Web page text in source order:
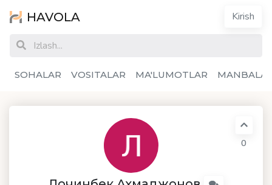
HAVOLA Kirish
SOHALAR VOSITALAR MA'LUMOTLAR
0